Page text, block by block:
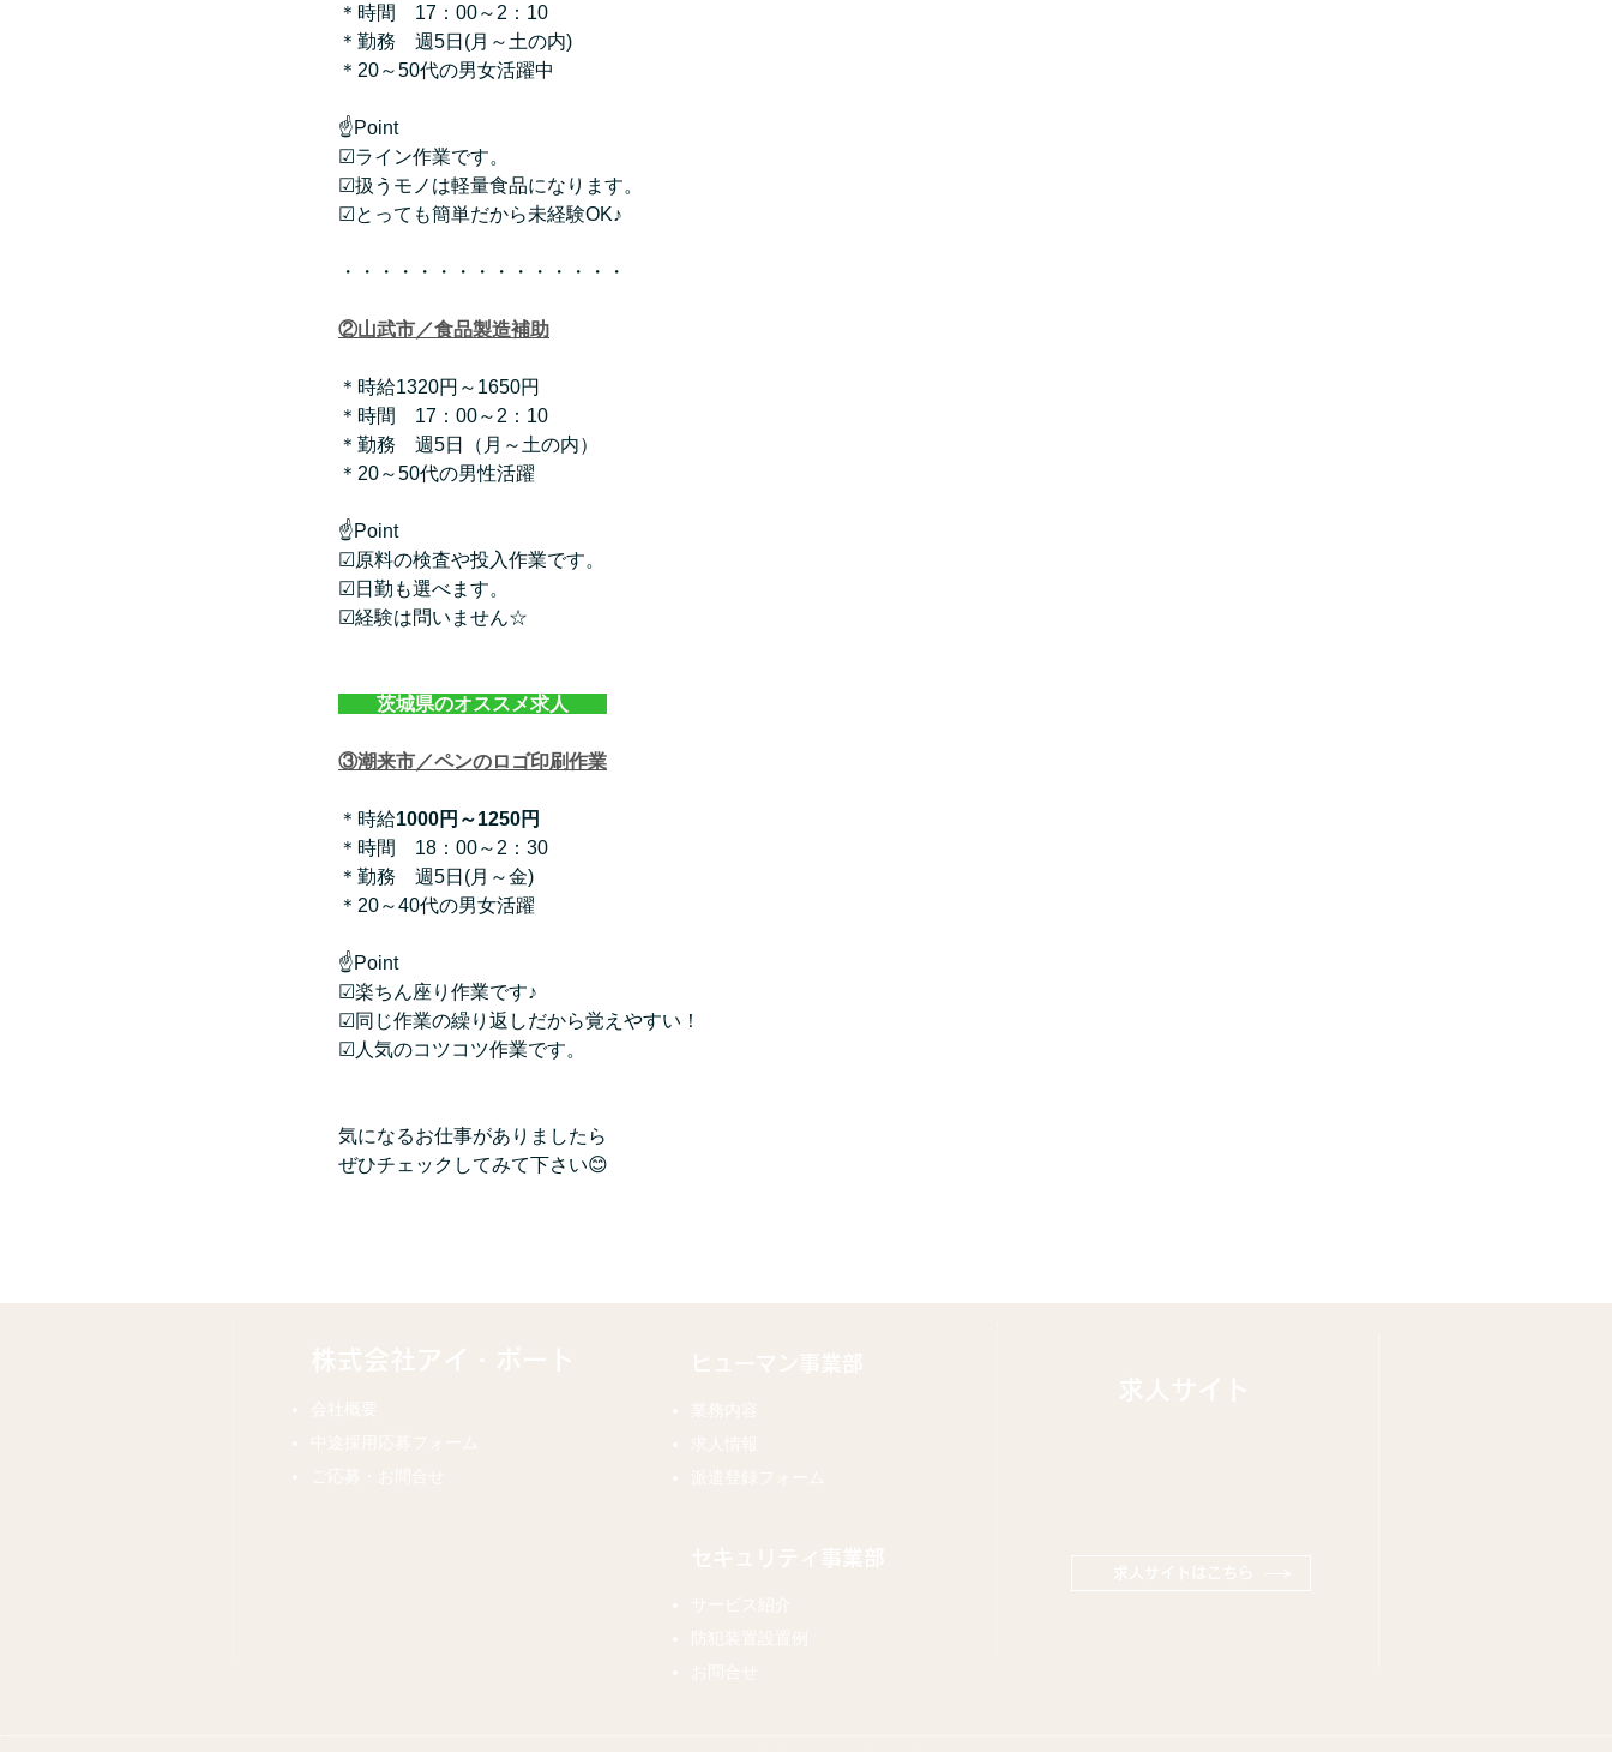
＊時間　17：00～2：10
＊勤務　週5日(月～土の内)
＊20～50代の男女活躍中
☝Point
☑ライン作業です。
☑扱うモノは軽量食品になります。
☑とっても簡単だから未経験OK♪
・・・・・・・・・・・・・・・
②山武市／食品製造補助
＊時給1320円～1650円
＊時間　17：00～2：10
＊勤務　週5日（月～土の内）
＊20～50代の男性活躍
☝Point
☑原料の検査や投入作業です。
☑日勤も選べます。
☑経験は問いません☆
茨城県のオススメ求人
③潮来市／ペンのロゴ印刷作業
＊時給1000円～1250円
＊時間　18：00～2：30
＊勤務　週5日(月～金)
＊20～40代の男女活躍
☝Point
☑楽ちん座り作業です♪
☑同じ作業の繰り返しだから覚えやすい！
☑人気のコツコツ作業です。
気になるお仕事がありましたら
ぜひチェックしてみて下さい😊